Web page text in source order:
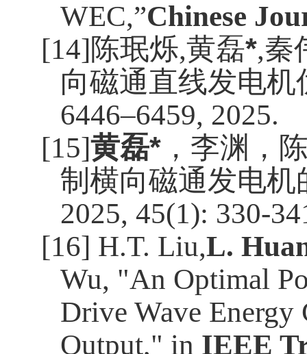
WEC,”Chinese
[14]陈珉烁,黄磊*,秦
向磁通直线发电机
6446–6459, 2025.
[15]黄磊* ，李渊，
制横向磁通发电机
2025, 45(1): 330-
[16] H.T. Liu,L.
Wu, "An Optimal
Drive Wave Energy
Output," in IEEE